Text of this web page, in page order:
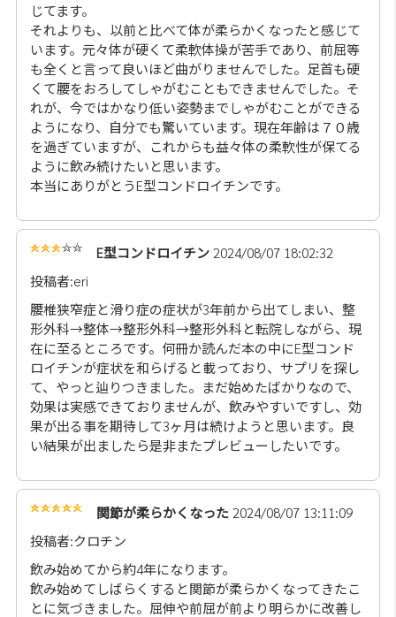
じてます。
それよりも、以前と比べて体が柔らかくなったと感じて
います。元々体が硬くて柔軟体操が苦手であり、前屈等
も全くと言って良いほど曲がりませんでした。足首も硬
くて腰をおろしてしゃがむこともできませんでした。そ
れが、今ではかなり低い姿勢までしゃがむことができる
ようになり、自分でも驚いています。現在年齢は７０歳
を過ぎていますが、これからも益々体の柔軟性が保てる
ように飲み続けたいと思います。
本当にありがとうE型コンドロイチンです。
E型コンドロイチン2024/08/07 18:02:32
投稿者:eri
腰椎狭窄症と滑り症の症状が3年前から出てしまい、整
形外科→整体→整形外科→整形外科と転院しながら、現
在に至るところです。何冊か読んだ本の中にE型コンド
ロイチンが症状を和らげると載っており、サプリを探し
て、やっと辿りつきました。まだ始めたばかりなので、
効果は実感できておりませんが、飲みやすいですし、効
果が出る事を期待して3ヶ月は続けようと思います。良
い結果が出ましたら是非またプレビューしたいです。
関節が柔らかくなった2024/08/07 13:11:09
投稿者:クロチン
飲み始めてから約4年になります。
飲み始めてしばらくすると関節が柔らかくなってきたこ
とに気づきました。屈伸や前屈が前より明らかに改善し